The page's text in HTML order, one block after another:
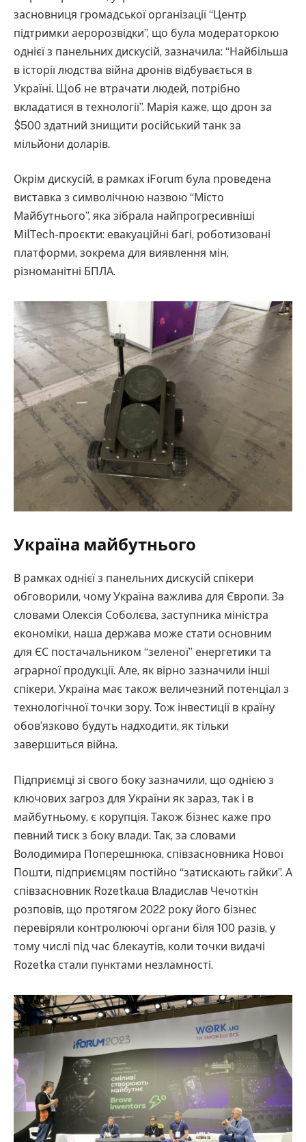
засновниця громадської організації “Центр
підтримки аеророзвідки”, що була модераторкою
однієї з панельних дискусій, зазначила: “Найбільша
в історії людства війна дронів відбувається в
Україні. Щоб не втрачати людей, потрібно
вкладатися в технології”. Марія каже, що дрон за
$500 здатний знищити російський танк за
мільйони доларів.
Окрім дискусій, в рамках iForum була проведена
виставка з символічною назвою “Місто
Майбутнього”, яка зібрала найпрогресивніші
MilTech-проєкти: евакуаційні багі, роботизовані
платформи, зокрема для виявлення мін,
різноманітні БПЛА.
Україна майбутнього
В рамках однієї з панельних дискусій спікери
обговорили, чому Україна важлива для Європи. За
словами Олексія Соболєва, заступника міністра
економіки, наша держава може стати основним
для ЄС постачальником “зеленої” енергетики та
аграрної продукції. Але, як вірно зазначили інші
спікери, Україна має також величезний потенціал з
технологічної точки зору. Тож інвестиції в країну
обов’язково будуть надходити, як тільки
завершиться війна.
Підприємці зі свого боку зазначили, що однією з
ключових загроз для України як зараз, так і в
майбутньому, є корупція. Також бізнес каже про
певний тиск з боку влади. Так, за словами
Володимира Поперешнюка, співзасновника Нової
Пошти, підприємцям постійно “затискають гайки”. А
співзасновник Rozetka.ua Владислав Чечоткін
розповів, що протягом 2022 року його бізнес
перевіряли контролюючі органи біля 100 разів, у
тому числі під час блекаутів, коли точки видачі
Rozetka стали пунктами незламності.